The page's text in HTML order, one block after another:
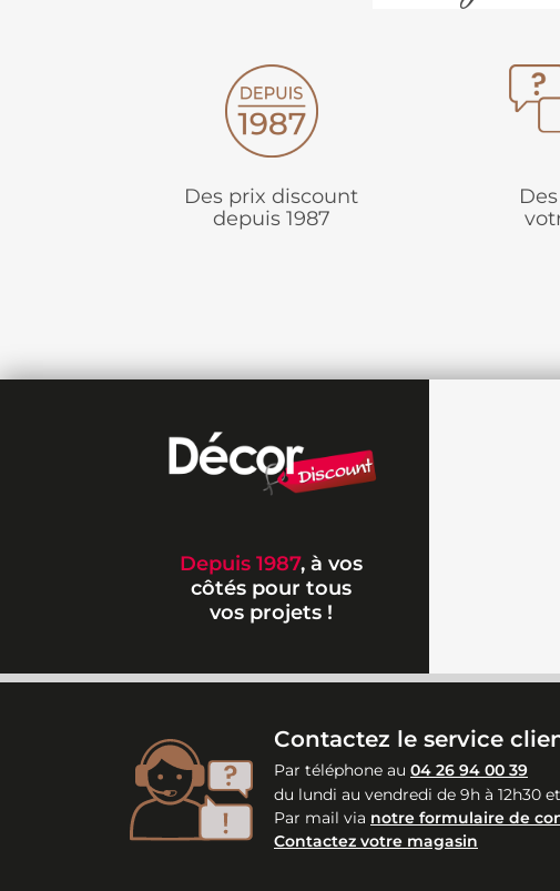
Des prix discount
depuis 1987
Depuis 1987, à vos
côtés pour tous
vos projets !
Contactez le service
Par téléphone au 04 26 94 00 39
du lundi au vendredi de 9h à 12h30 et
Par mail via notre formulaire de
Contactez votre magasin